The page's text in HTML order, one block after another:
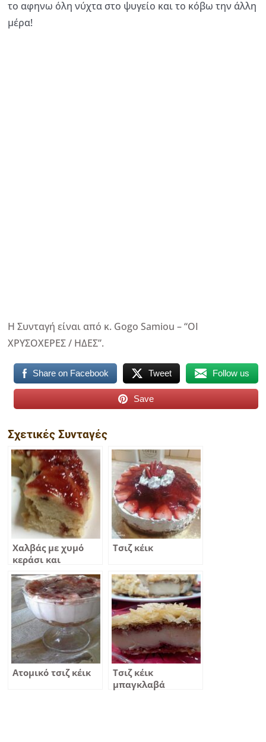
το αφηνω όλη νύχτα στο ψυγείο και το κόβω την άλλη
μέρα!
Η Συνταγή είναι από κ. Gogo Samiou – “ΟΙ
ΧΡΥΣΟΧΕΡΕΣ / ΗΔΕΣ”.
Share on Facebook Tweet Follow us
Save
Σχετικές Συνταγές
Χαλβάς με χυμό
κεράσι και
Τσιζ κέικ
Ατομικό τσιζ κέικ
Τσιζ κέικ
μπαγκλαβά